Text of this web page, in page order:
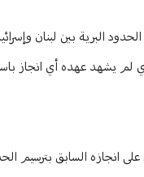
البرية بين لبنان
لم يشهد عهده أي انجاز
انجازه السابق بترسيم